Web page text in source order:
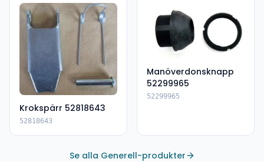
Krokspärr 52818643
52818643
Manöverdonsknapp
52299965
52299965
Se alla Generell-produkter